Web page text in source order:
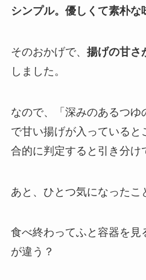
シンプル。優しくて素朴な
そのおかげで、 揚げの甘さ
しました。
なので、「深みのあるつゆ
で甘い揚げが入っていると
合的に判定すると引き分け
あと、ひとつ気になったこ
食べ終わってふと容器を見
が違う？